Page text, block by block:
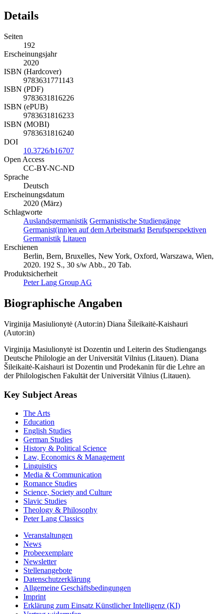
Details
Seiten
192
Erscheinungsjahr
2020
ISBN (Hardcover)
9783631771143
ISBN (PDF)
9783631816226
ISBN (ePUB)
9783631816233
ISBN (MOBI)
9783631816240
DOI
10.3726/b16707
Open Access
CC-BY-NC-ND
Sprache
Deutsch
Erscheinungsdatum
2020 (März)
Schlagworte
Auslandsgermanistik Germanistische Studiengänge
Germanist(inn)en auf dem Arbeitsmarkt Berufsperspektiven
Germanistik Litauen
Erschienen
Berlin, Bern, Bruxelles, New York, Oxford, Warszawa, Wien,
2020. 192 S., 30 s/w Abb., 20 Tab.
Produktsicherheit
Peter Lang Group AG
Biographische Angaben
Virginija Masiulionytė (Autor:in) Diana Šileikaitė-Kaishauri
(Autor:in)
Virginija Masiulionytė ist Dozentin und Leiterin des Studiengangs
Deutsche Philologie an der Universität Vilnius (Litauen). Diana
Šileikaitė-Kaishauri ist Dozentin und Prodekanin für die Lehre an
der Philologischen Fakultät der Universität Vilnius (Litauen).
Key Subject Areas
The Arts
Education
English Studies
German Studies
History & Political Science
Law, Economics & Management
Linguistics
Media & Communication
Romance Studies
Science, Society and Culture
Slavic Studies
Theology & Philosophy
Peter Lang Classics
Veranstaltungen
News
Probeexemplare
Newsletter
Stellenangebote
Datenschutzerklärung
Allgemeine Geschäftsbedingungen
Imprint
Erklärung zum Einsatz Künstlicher Intelligenz (KI)